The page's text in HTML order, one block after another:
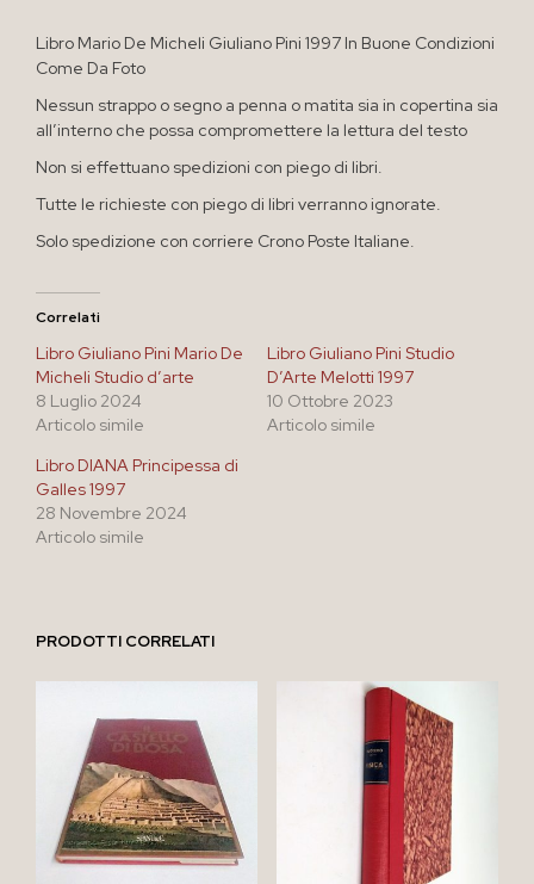
Libro Mario De Micheli Giuliano Pini 1997 In Buone Condizioni
Come Da Foto
Nessun strappo o segno a penna o matita sia in copertina sia
all’interno che possa compromettere la lettura del testo
Non si effettuano spedizioni con piego di libri.
Tutte le richieste con piego di libri verranno ignorate.
Solo spedizione con corriere Crono Poste Italiane.
Correlati
Libro Giuliano Pini Mario De
Micheli Studio d’arte
8 Luglio 2024
Articolo simile
Libro Giuliano Pini Studio
D’Arte Melotti 1997
10 Ottobre 2023
Articolo simile
Libro DIANA Principessa di
Galles 1997
28 Novembre 2024
Articolo simile
PRODOTTI CORRELATI